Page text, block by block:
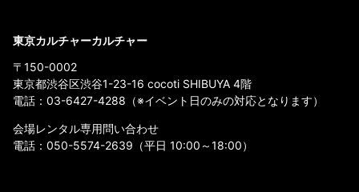
東京カルチャーカルチャー
〒150-0002
東京都渋谷区渋谷1-23-16 cocoti SHIBUYA 4階
電話： 03-6427-4288 （※イベント日のみの対応となります）
会場レンタル専用問い合わせ
電話： 050-5574-2639 （平日 10:00～18:00）